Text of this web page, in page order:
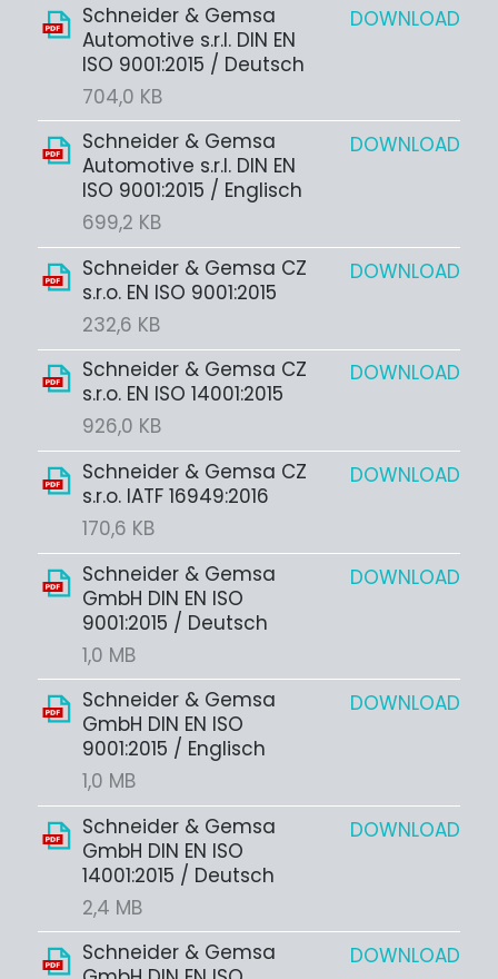
Schneider & Gemsa
Automotive s.r.l. DIN EN
ISO 9001:2015 / Deutsch
704,0 KB
DOWNLOAD
Schneider & Gemsa
Automotive s.r.l. DIN EN
ISO 9001:2015 / Englisch
699,2 KB
DOWNLOAD
Schneider & Gemsa CZ
s.r.o. EN ISO 9001:2015
232,6 KB
DOWNLOAD
Schneider & Gemsa CZ
s.r.o. EN ISO 14001:2015
926,0 KB
DOWNLOAD
Schneider & Gemsa CZ
s.r.o. IATF 16949:2016
170,6 KB
DOWNLOAD
Schneider & Gemsa
GmbH DIN EN ISO
9001:2015 / Deutsch
1,0 MB
DOWNLOAD
Schneider & Gemsa
GmbH DIN EN ISO
9001:2015 / Englisch
1,0 MB
DOWNLOAD
Schneider & Gemsa
GmbH DIN EN ISO
14001:2015 / Deutsch
2,4 MB
DOWNLOAD
Schneider & Gemsa
DOWNLOAD